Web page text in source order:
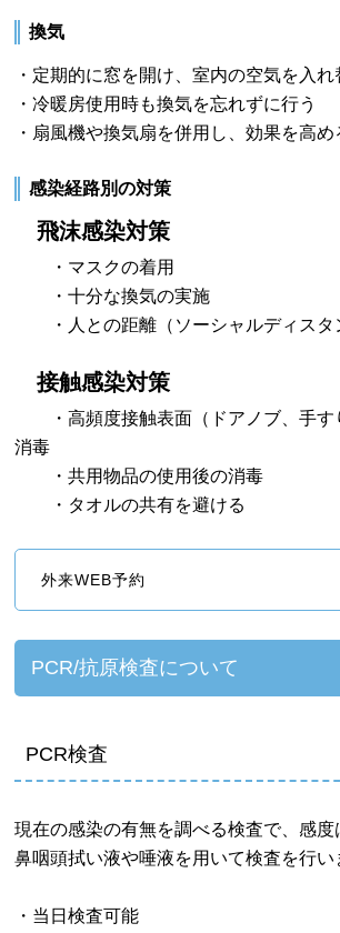
換気
・定期的に窓を開け、室内の空気を入れ
・冷暖房使用時も換気を忘れずに行う
・扇風機や換気扇を併用し、効果を高め
感染経路別の対策
飛沫感染対策
・マスクの着用
・十分な換気の実施
・人との距離（ソーシャルディスタ
接触感染対策
・高頻度接触表面（ドアノブ、手す
消毒
・共用物品の使用後の消毒
・タオルの共有を避ける
外来WEB予約
PCR/抗原検査について
PCR検査
現在の感染の有無を調べる検査で、感度
鼻咽頭拭い液や唾液を用いて検査を行い
・当日検査可能